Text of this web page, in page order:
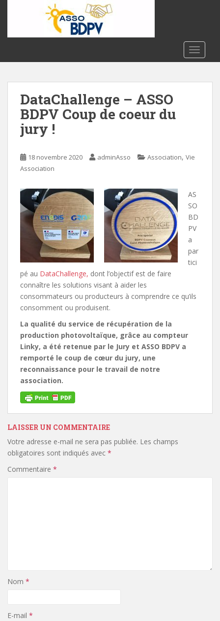
o
DataChallenge – ASSO
BDPV Coup de coeur du
jury !
18 novembre 2020 adminAsso Association, Vie
Association
AS
SO
BD
PV
a
par
tici
pé au DataChallenge, dont l’objectif est de faire
connaître les solutions visant à aider les
consommateurs ou producteurs à comprendre ce qu’ils
consomment ou produisent.
La qualité du service de récupération de la
production photovoltaïque, grâce au compteur
Linky, a été retenue par le Jury et ASSO BDPV a
remporté le coup de cœur du jury, une
reconnaissance pour le travail de notre
association.
LAISSER UN COMMENTAIRE
Votre adresse e-mail ne sera pas publiée. Les champs
obligatoires sont indiqués avec *
Commentaire *
Nom *
E-mail *